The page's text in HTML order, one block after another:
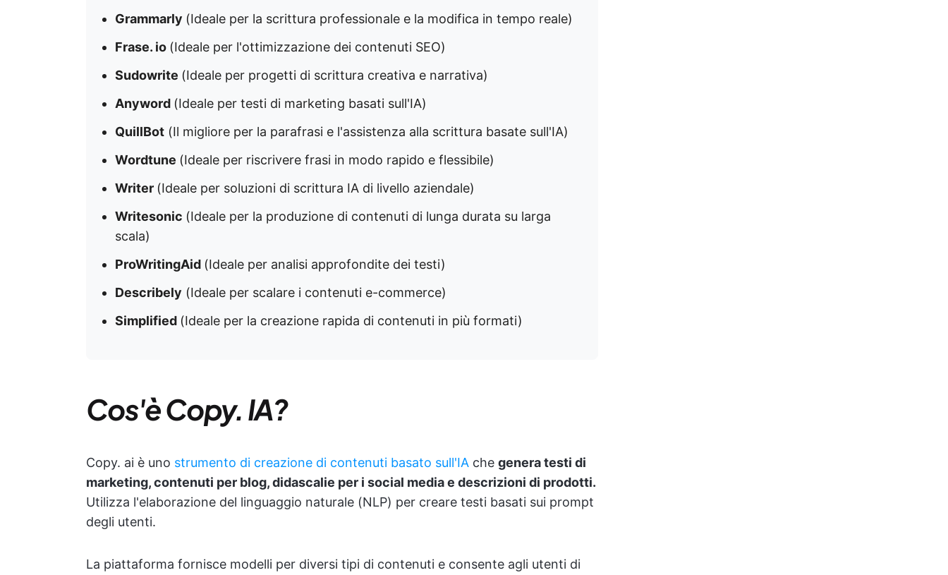
Grammarly (Ideale per la scrittura professionale e la modifica in tempo reale)
Frase. io (Ideale per l'ottimizzazione dei contenuti SEO)
Sudowrite (Ideale per progetti di scrittura creativa e narrativa)
Anyword (Ideale per testi di marketing basati sull'IA)
QuillBot (Il migliore per la parafrasi e l'assistenza alla scrittura basate sull'IA)
Wordtune (Ideale per riscrivere frasi in modo rapido e flessibile)
Writer (Ideale per soluzioni di scrittura IA di livello aziendale)
Writesonic (Ideale per la produzione di contenuti di lunga durata su larga
scala)
ProWritingAid (Ideale per analisi approfondite dei testi)
Describely (Ideale per scalare i contenuti e-commerce)
Simplified (Ideale per la creazione rapida di contenuti in più formati)
Cos'è Copy. IA?
Copy. ai è uno strumento di creazione di contenuti basato sull'IA che genera testi di
marketing, contenuti per blog, didascalie per i social media e descrizioni di prodotti.
Utilizza l'elaborazione del linguaggio naturale (NLP) per creare testi basati sui prompt
degli utenti.
La piattaforma fornisce modelli per diversi tipi di contenuti e consente agli utenti di